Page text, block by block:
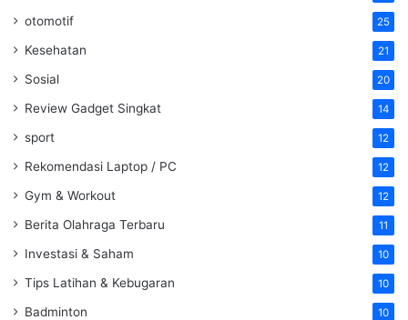
otomotif 25
Kesehatan 21
Sosial 20
Review Gadget Singkat 14
sport 12
Rekomendasi Laptop / PC 12
Gym & Workout 12
Berita Olahraga Terbaru 11
Investasi & Saham 10
Tips Latihan & Kebugaran 10
Badminton 10